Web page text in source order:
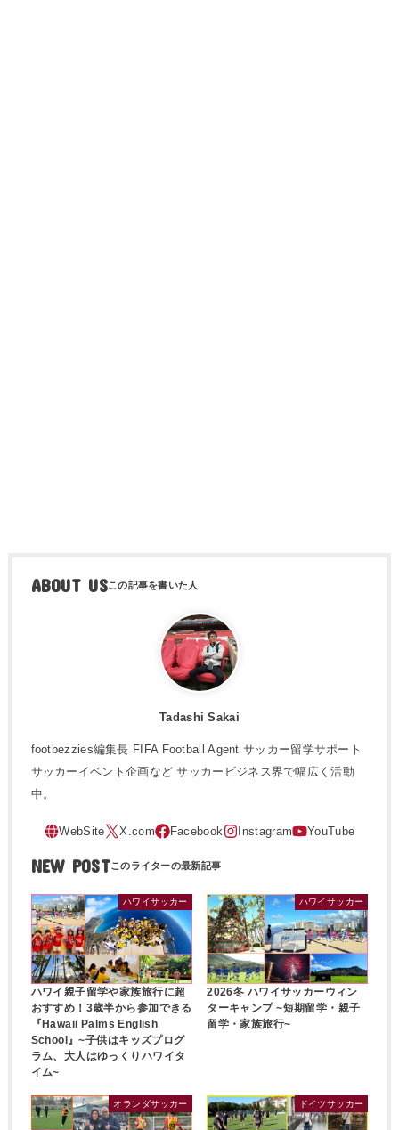
ABOUT US
Tadashi Sakai
footbezzies編集長 FIFA Football Agent サッカー留学サポート
サッカーイベント企画など サッカービジネス界で幅広く活動
中。
NEW POST
ハワイサッカー
ハワイ親子留学や家族旅行に超
おすすめ！3歳半から参加できる
『Hawaii Palms English
School』~子供はキッズプログ
ラム、大人はゆっくりハワイタ
イム~
ハワイサッカー
2026冬 ハワイサッカーウィン
ターキャンプ ~短期留学・親子
留学・家族旅行~
オランダサッカー ドイツサッカー